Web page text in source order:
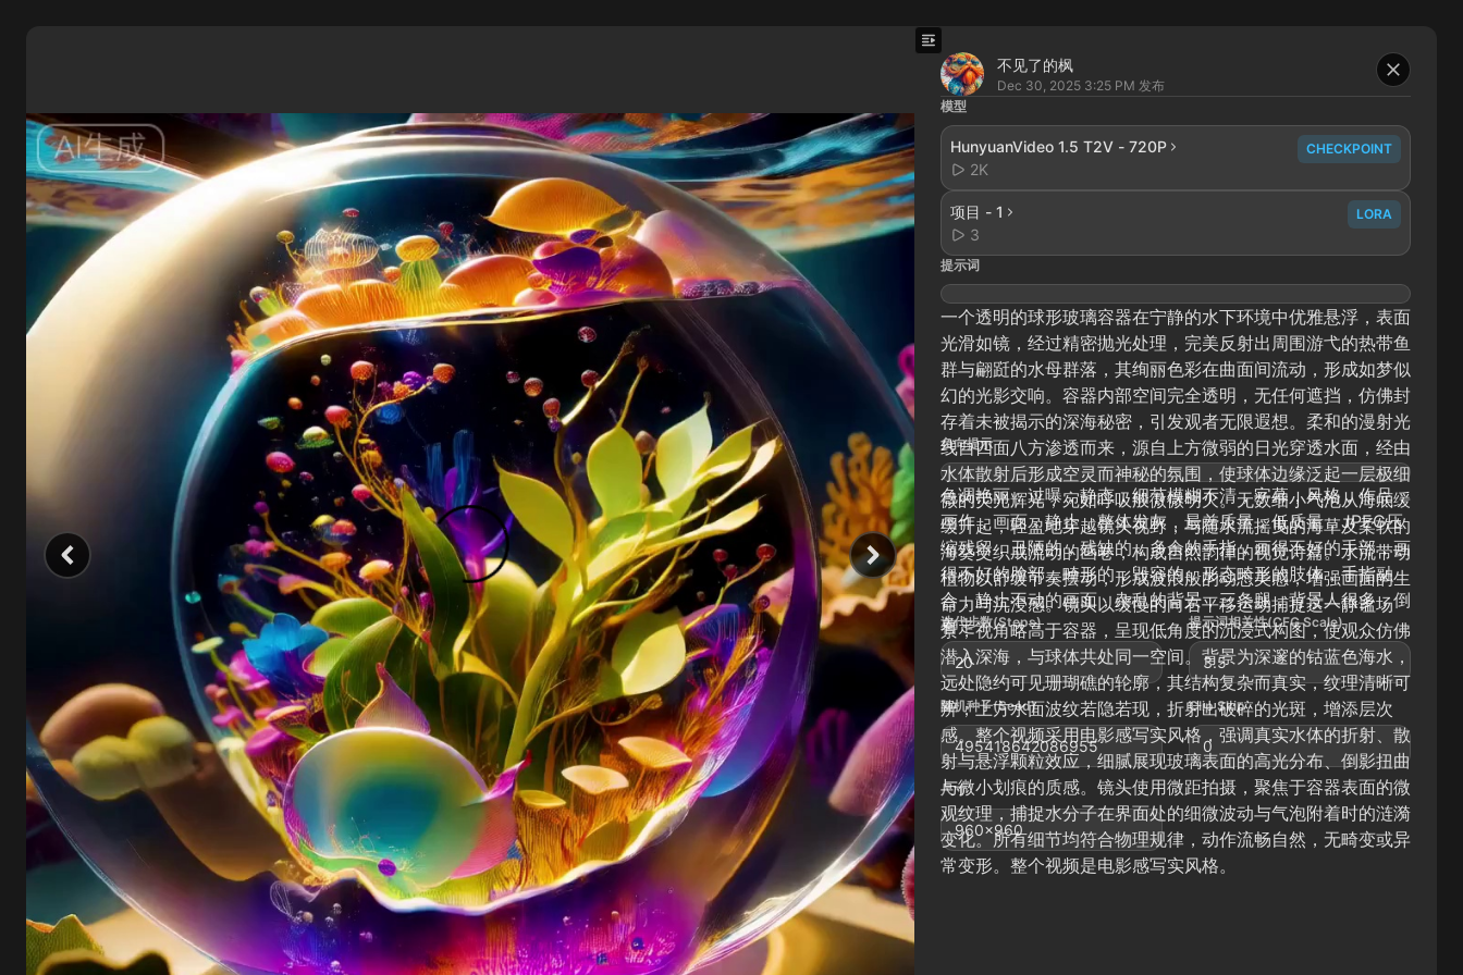
不见了的枫
Dec 30, 2025 3:25 PM 发布
模型
HunyuanVideo 1.5 T2V - 720P
2K
CHECKPOINT
项目 - 1
3
LORA
提示词
一个透明的球形玻璃容器在宁静的水下环境中优雅悬浮，表面
光滑如镜，经过精密抛光处理，完美反射出周围游弋的热带鱼
群与翩跹的水母群落，其绚丽色彩在曲面间流动，形成如梦似
幻的光影交响。容器内部空间完全透明，无任何遮挡，仿佛封
存着未被揭示的深海秘密，引发观者无限遐想。柔和的漫射光
线自四面八方渗透而来，源自上方微弱的日光穿透水面，经由
水体散射后形成空灵而神秘的氛围，使球体边缘泛起一层极细
微的荧光辉光，宛如呼吸般微微明灭。无数细小气泡从海底缓
缓升起，轻盈地穿越镜头视野，与随水流摇曳的海草及柔软的
海葵交织成流动的画卷，构成自然韵律的视觉诗篇。水流带动
植物以舒缓节奏摆动，形成波浪般的动态美感，增强画面的生
命力与沉浸感。镜头以缓慢的向右平移运动捕捉这一静谧场
景，视角略高于容器，呈现低角度的沉浸式构图，使观众仿佛
潜入深海，与球体共处同一空间。背景为深邃的钴蓝色海水，
远处隐约可见珊瑚礁的轮廓，其结构复杂而真实，纹理清晰可
辨；上方水面波纹若隐若现，折射出破碎的光斑，增添层次
感。整个视频采用电影感写实风格，强调真实水体的折射、散
射与悬浮颗粒效应，细腻展现玻璃表面的高光分布、倒影扭曲
与微小划痕的质感。镜头使用微距拍摄，聚焦于容器表面的微
观纹理，捕捉水分子在界面处的细微波动与气泡附着时的涟漪
变化。所有细节均符合物理规律，动作流畅自然，无畸变或异
常变形。整个视频是电影感写实风格。
负向提示
色调艳丽，过曝，静态，细节模糊不清，字幕，风格，作品，
画作，画面，静止，整体发灰，最差质量，低质量，JPEG压
缩残留，丑陋的，残缺的，多余的手指，画得不好的手部，画
得不好的脸部，畸形的，毁容的，形态畸形的肢体，手指融
合，静止不动的画面，杂乱的背景，三条腿，背景人很多，倒
着走
迭代步数(Steps)
20
提示词相关性(CFG Scale)
3.5
随机种子(Seed)
495418642086955
Clip Skip
0
尺寸
960x960